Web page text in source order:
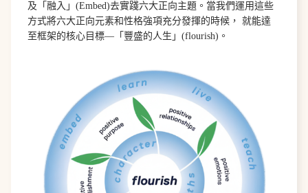
及「融入」(Embed)去實踐六大正向主題。當我們運用這些
方式將六大正向元素和性格強項充分發揮的時候， 就能達
至框架的核心目標—「豐盛的人生」(flourish)。